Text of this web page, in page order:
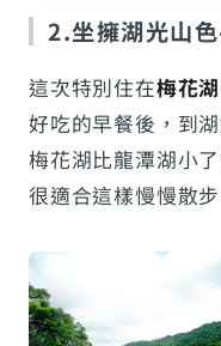
2.坐擁湖光山
這次特別住在梅花湖
好吃的早餐後，到
梅花湖比龍潭湖小
很適合這樣慢慢散步